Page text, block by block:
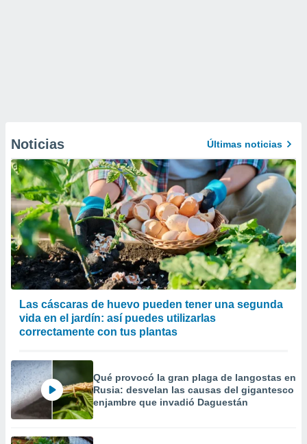
Noticias Últimas noticias
Las cáscaras de huevo pueden tener una segunda
vida en el jardín: así puedes utilizarlas
correctamente con tus plantas
Qué provocó la gran plaga de langostas en
Rusia: desvelan las causas del gigantesco
enjambre que invadió Daguestán